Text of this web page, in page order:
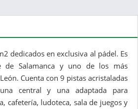
dedicados en exclusiva al pádel. Es
de Salamanca y uno de los más
Cuenta con 9 pistas acristaladas
central y una adaptada para
cafetería, ludoteca, sala de juegos y